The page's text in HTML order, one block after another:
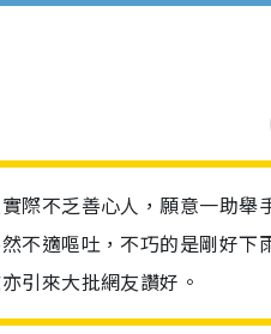
際不乏善心人，願意一助舉
不適嘔吐，不巧的是剛好下
引來大批網友讚好。